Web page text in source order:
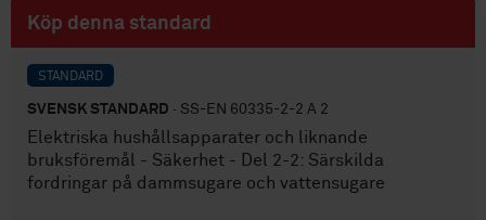
Köp denna standard
STANDARD
SVENSK STANDARD · SS-EN 60335-2-2 A 2
Elektriska hushållsapparater och liknande
bruksföremål - Säkerhet - Del 2-2: Särskilda
fordringar på dammsugare och vattensugare